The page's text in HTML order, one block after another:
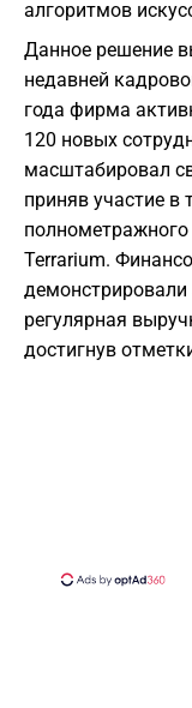
алгоритмов
Данное решение
недавней
года фирма
120 новых
масштабировал
приняв участие в
полнометражного
Terrarium.
демонстрировали
регулярная
достигнув